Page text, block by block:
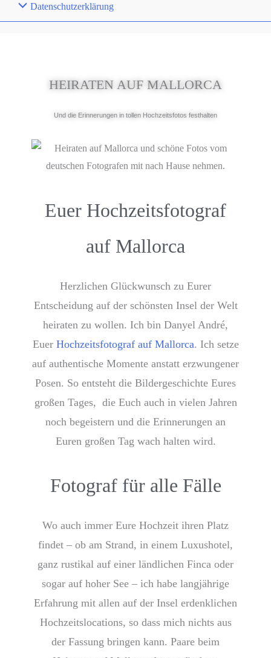
Datenschutzerklärung
HEIRATEN AUF MALLORCA
Und die Erinnerungen in tollen Hochzeitsfotos festhalten
Euer Hochzeitsfotograf
auf Mallorca
Herzlichen Glückwunsch zu Eurer
Entscheidung auf der schönsten Insel der Welt
heiraten zu wollen. Ich bin Danyel André,
Euer Hochzeitsfotograf auf Mallorca. Ich setze
auf authentische Momente anstatt erzwungener
Posen. So entsteht die Bildergeschichte Eures
großen Tages, die Euch auch in vielen Jahren
noch begeistern und die Erinnerungen an
Euren großen Tag wach halten wird.
Fotograf für alle Fälle
Wo auch immer Eure Hochzeit ihren Platz
findet – ob am Strand, in einem Luxushotel,
ganz rustikal auf einer ländlichen Finca oder
sogar auf hoher See – ich habe langjährige
Erfahrung mit allen auf der Insel erdenklichen
Hochzeitslocations, so dass mich nichts aus
der Fassung bringen kann. Paare beim